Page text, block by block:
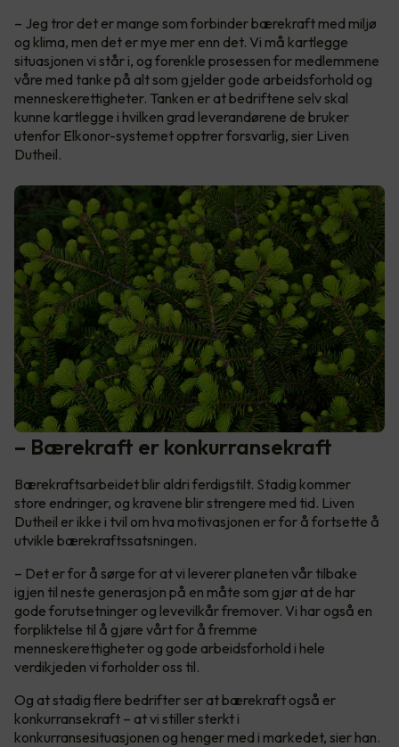
– Jeg tror det er mange som forbinder bærekraft med miljø
og klima, men det er mye mer enn det. Vi må kartlegge
situasjonen vi står i, og forenkle prosessen for medlemmene
våre med tanke på alt som gjelder gode arbeidsforhold og
menneskerettigheter. Tanken er at bedriftene selv skal
kunne kartlegge i hvilken grad leverandørene de bruker
utenfor Elkonor-systemet opptrer forsvarlig, sier Liven
Dutheil.
– Bærekraft er konkurransekraft
Bærekraftsarbeidet blir aldri ferdigstilt. Stadig kommer
store endringer, og kravene blir strengere med tid. Liven
Dutheil er ikke i tvil om hva motivasjonen er for å fortsette å
utvikle bærekraftssatsningen.
– Det er for å sørge for at vi leverer planeten vår tilbake
igjen til neste generasjon på en måte som gjør at de har
gode forutsetninger og levevilkår fremover. Vi har også en
forpliktelse til å gjøre vårt for å fremme
menneskerettigheter og gode arbeidsforhold i hele
verdikjeden vi forholder oss til.
Og at stadig flere bedrifter ser at bærekraft også er
konkurransekraft – at vi stiller sterkt i
konkurransesituasjonen og henger med i markedet, sier han.